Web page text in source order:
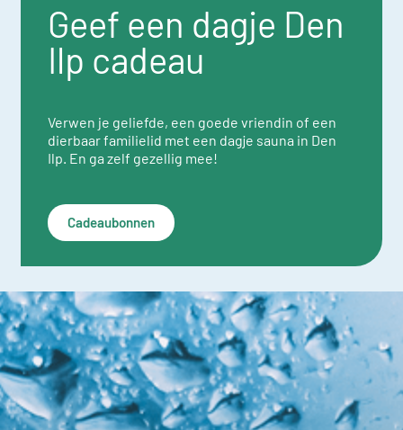
Geef een dagje Den
Ilp cadeau
Verwen je geliefde, een goede vriendin of een
dierbaar familielid met een dagje sauna in Den
Ilp. En ga zelf gezellig mee!
Cadeaubonnen